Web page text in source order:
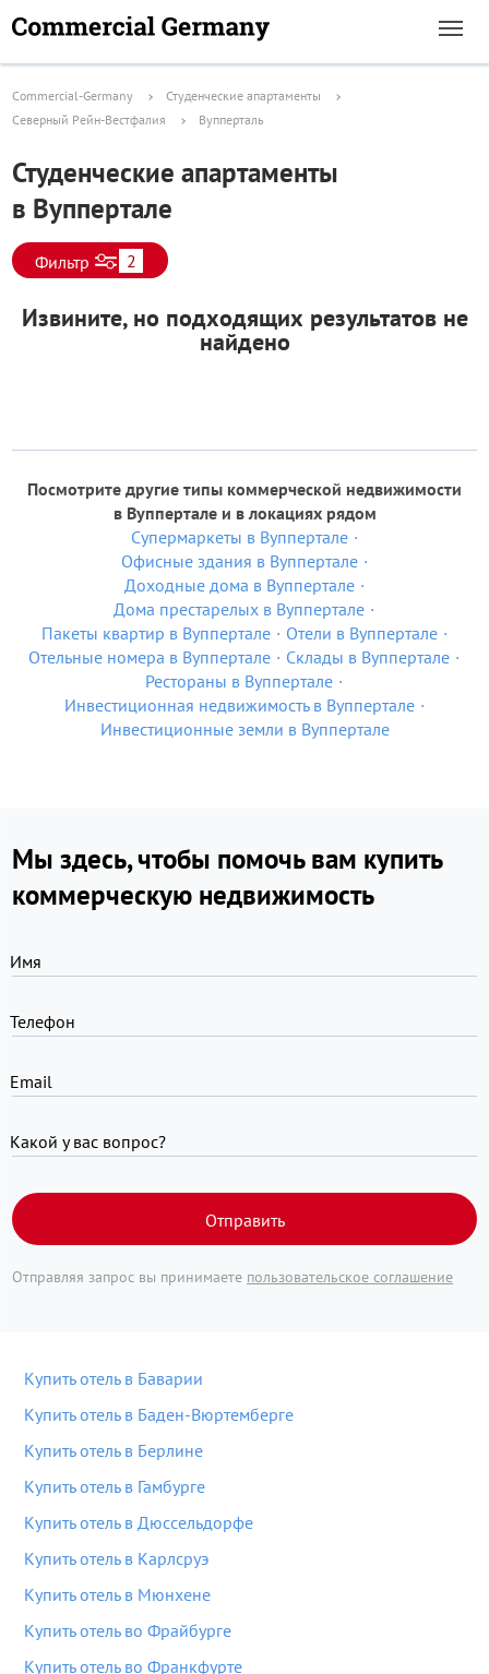
Commercial-Germany
Студенческие апартаменты
Северный Рейн-Вестфалия
Вупперталь
Студенческие апартаменты
в Вуппертале
Фильтр 2
Извините, но подходящих результатов не
найдено
Посмотрите другие типы коммерческой недвижимости
в Вуппертале и в локациях рядом
Супермаркеты в Вуппертале
Офисные здания в Вуппертале
Доходные дома в Вуппертале
Дома престарелых в Вуппертале
Пакеты квартир в Вуппертале
Отели в Вуппертале
Отельные номера в Вуппертале
Склады в Вуппертале
Рестораны в Вуппертале
Инвестиционная недвижимость в Вуппертале
Инвестиционные земли в Вуппертале
Мы здесь, чтобы помочь вам купить
коммерческую недвижимость
Имя
Телефон
Email
Какой у вас вопрос?
Отправить
Отправляя запрос вы принимаете пользовательское соглашение
Купить отель в Баварии
Купить отель в Баден-Вюртемберге
Купить отель в Берлине
Купить отель в Гамбурге
Купить отель в Дюссельдорфе
Купить отель в Карлсруэ
Купить отель в Мюнхене
Купить отель во Фрайбурге
Купить отель во Франкфурте